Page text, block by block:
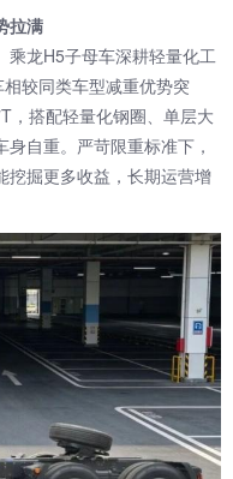
拉满
乘龙H5子母车深耕轻量化工
较同类车型减重优势突
，搭配轻量化钢圈、单层大
自重。严苛限重标准下，
挖掘更多收益，长期运营增